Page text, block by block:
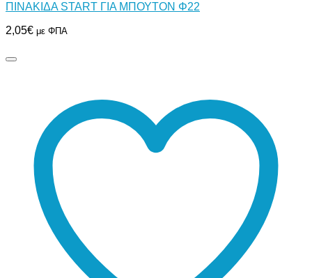
ΠΙΝΑΚΙΔΑ START ΓΙΑ ΜΠΟΥΤΟΝ Φ22
2,05€ με ΦΠΑ